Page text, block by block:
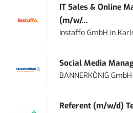
IT Sales & Online
(m/w/...
Instaffo GmbH in
Social Media
BANNERKÖNIG GmbH
Referent (m/w/d)